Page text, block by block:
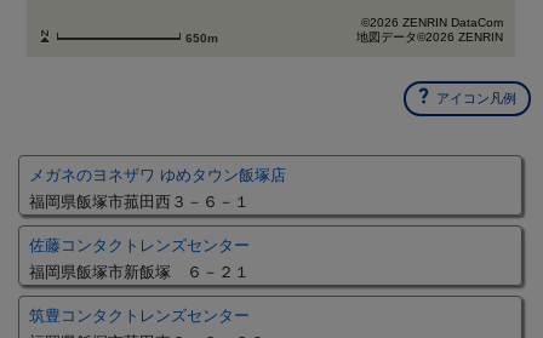
650m
©2026 ZENRIN DataCom
地図データ©2026 ZENRIN
アイコン凡例
メガネのヨネザワ ゆめタウン飯塚店
福岡県飯塚市菰田西３－６－１
佐藤コンタクトレンズセンター
福岡県飯塚市新飯塚 ６－２１
筑豊コンタクトレンズセンター